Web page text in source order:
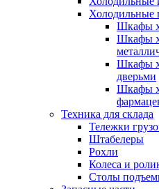
Шкафы
Шкафы
Шкафы
дверьми
Шкафы
Техника для склада
Тележки
Штабелеры
Рохли
Колеса и
Столы